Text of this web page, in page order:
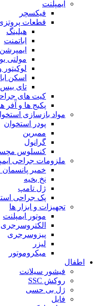
ایمپلنت
فیکسچر
قطعات
هیلینگ
اباتمنت
ایمپرشن
مولتی
لوکیتور
اسکن
تای بیس
کیت های
پکیج ها و آفر
مواد بازسازی
پودر استخوان
ممبرین
گرانول
کنسلوس
ملزومات جراحی
خمیر پانسمان
نخ بخیه
ژل تامپ
پک جراحی
تجهیزات و ابزار ها
موتور ایمپلنت
الکتروسرجری
پیزوسرجری
لیزر
میکروموتور
اطفال
فیشور سیلانت
روکش SSC
ژل بی حسی
فایل